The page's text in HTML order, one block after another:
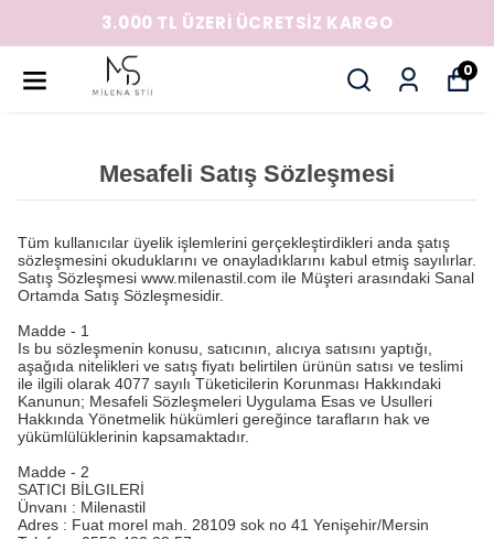
3.000 TL ÜZERİ ÜCRETSİZ KARGO
0
Mesafeli Satış Sözleşmesi
Tüm kullanıcılar üyelik işlemlerini gerçekleştirdikleri anda şatış
sözleşmesini okuduklarını ve onayladıklarını kabul etmiş sayılırlar.
Satış Sözleşmesi www.milenastil.com ile Müşteri arasındaki Sanal
Ortamda Satış Sözleşmesidir.
Madde - 1
Is bu sözleşmenin konusu, satıcının, alıcıya satısını yaptığı,
aşağıda nitelikleri ve satış fiyatı belirtilen ürünün satısı ve teslimi
ile ilgili olarak 4077 sayılı Tüketicilerin Korunması Hakkındaki
Kanunun; Mesafeli Sözleşmeleri Uygulama Esas ve Usulleri
Hakkında Yönetmelik hükümleri gereğince tarafların hak ve
yükümlülüklerinin kapsamaktadır.
Madde - 2
SATICI BİLGILERİ
Ünvanı : Milenastil
Adres : Fuat morel mah. 28109 sok no 41 Yenişehir/Mersin